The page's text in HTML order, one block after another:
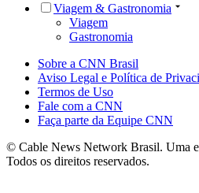
Viagem & Gastronomia
Viagem
Gastronomia
Sobre a CNN Brasil
Aviso Legal e Política de
Termos de Uso
Fale com a CNN
Faça parte da Equipe CNN
© Cable News Network Brasil. Uma
Todos os direitos reservados.